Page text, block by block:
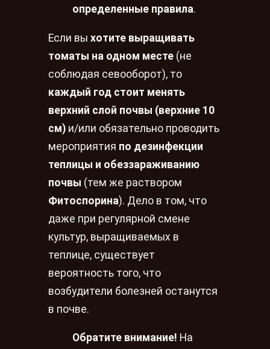
определенные правила.
Если вы хотите выращивать
томаты на одном месте (не
соблюдая севооборот), то
каждый год стоит менять
верхний слой почвы (верхние 10
см) и/или обязательно проводить
мероприятия по дезинфекции
теплицы и обеззараживанию
почвы (тем же раствором
Фитоспорина). Дело в том, что
даже при регулярной смене
культур, выращиваемых в
теплице, существует
вероятность того, что
возбудители болезней останутся
в почве.
Обратите внимание! На